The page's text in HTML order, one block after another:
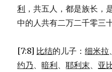
利 ，共五人，都是族长，
中的人共有二万二千零三
[7:8] 比结的儿子：细米拉
约乃、暗利、耶利末、 亚